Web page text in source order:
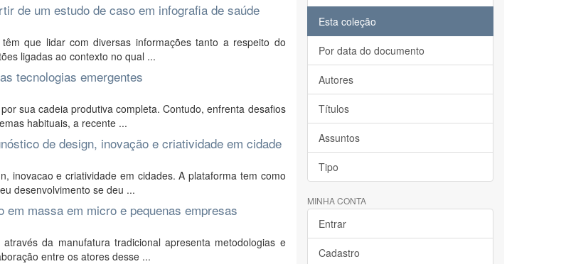
de um estudo de caso em infografia de saúde
que lidar com diversas informações tanto a respeito do
ligadas ao contexto no qual ...
tecnologias emergentes
sua cadeia produtiva completa. Contudo, enfrenta desafios
habituais, a recente ...
de design, inovação e criatividade em cidade
inovacao e criatividade em cidades. A plataforma tem como
desenvolvimento se deu ...
massa em micro e pequenas empresas
da manufatura tradicional apresenta metodologias e
entre os atores desse ...
Esta coleção
Por data do documento
Autores
Títulos
Assuntos
Tipo
MINHA CONTA
Entrar
Cadastro